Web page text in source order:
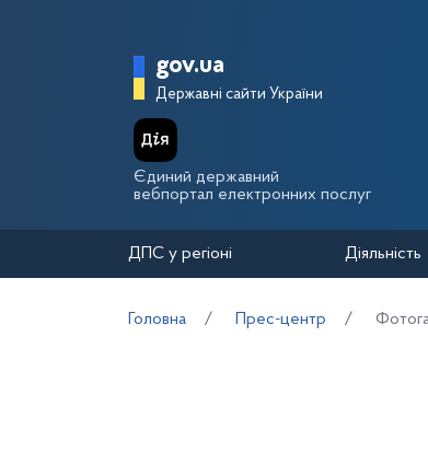
Головна сторінка
gov.ua
Державні сайти України
Єдиний державний
вебпортал електронних послуг
ДПС у регіоні Діяльність
Головна Прес-центр